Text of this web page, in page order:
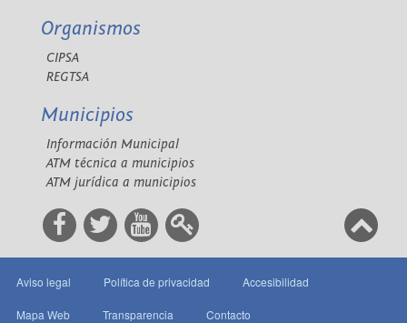
Organismos
CIPSA
REGTSA
Municipios
Información Municipal
ATM técnica a municipios
ATM jurídica a municipios
Aviso legal Política de privacidad Accesibilidad
Mapa Web Transparencia Contacto